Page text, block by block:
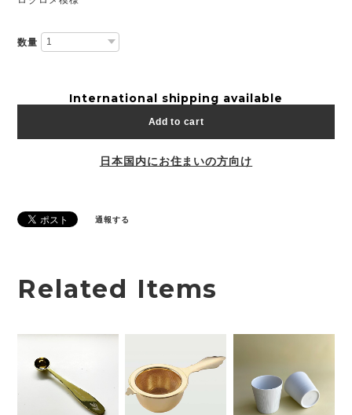
数量
International shipping available
Add to cart
日本国内にお住まいの方向け
通報する
Related Items